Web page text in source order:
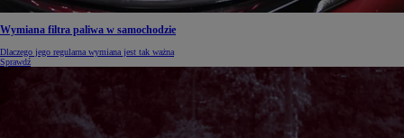
Wymiana filtra paliwa w samochodzie
Dlaczego jego regularna wymiana jest tak ważna
Sprawdź